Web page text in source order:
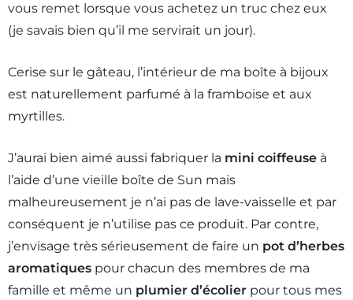
vous remet lorsque vous achetez un truc chez eux
(je savais bien qu’il me servirait un jour).
Cerise sur le gâteau, l’intérieur de ma boîte à bijoux
est naturellement parfumé à la framboise et aux
myrtilles.
J’aurai bien aimé aussi fabriquer la mini coiffeuse à
l’aide d’une vieille boîte de Sun mais
malheureusement je n’ai pas de lave-vaisselle et par
conséquent je n’utilise pas ce produit. Par contre,
j’envisage très sérieusement de faire un pot d’herbes
aromatiques pour chacun des membres de ma
famille et même un plumier d’écolier pour tous mes